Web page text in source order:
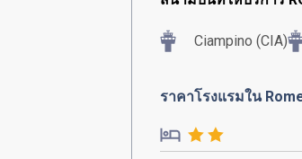
Ciampino (CIA)
ราคาโรงแรมใน